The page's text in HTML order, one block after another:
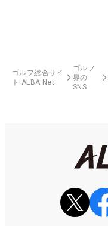
ゴルフ総合サイ
ト ALBA Net
ゴルフ
界の
SNS